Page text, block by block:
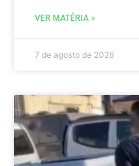
VER MATÉRIA »
7 de agosto de 2026